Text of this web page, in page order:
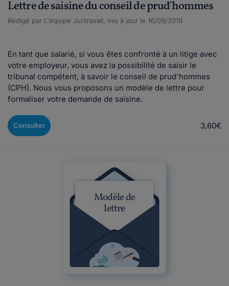
Lettre de saisine du conseil de prud'hommes
Rédigé par L'équipe Juritravail, mis à jour le 16/09/2019
En tant que salarié, si vous êtes confronté à un litige avec
votre employeur, vous avez la possibilité de saisir le
tribunal compétent, à savoir le conseil de prud'hommes
(CPH). Nous vous proposons un modèle de lettre pour
formaliser votre demande de saisine.
Consulter 3,60€
Modèle de
lettre